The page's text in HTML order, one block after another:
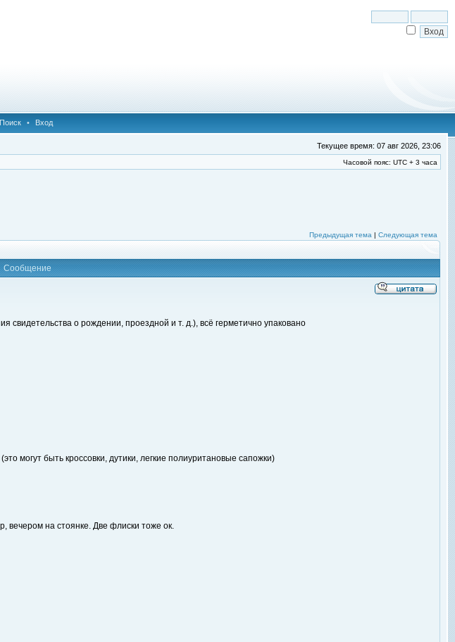
Поиск • Вход
Текущее время: 07 авг 2026, 23:06
Часовой пояс: UTC + 3 часа
Предыдущая тема | Следующая тема
Сообщение
свидетельства о рождении, проездной и т. д.), всё герметично упаковано
могут быть кроссовки, дутики, легкие полиуритановые сапожки)
вечером на стоянке. Две флиски тоже ок.